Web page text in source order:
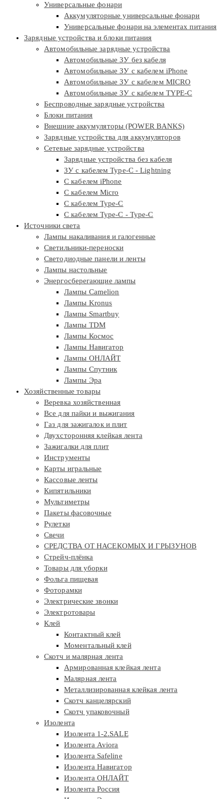
Универсальные фонари
Аккумуляторные универсальные фонари
Универсальные фонари на элементах питания
Зарядные устройства и блоки питания
Автомобильные зарядные устройства
Автомобильные ЗУ без кабеля
Автомобильные ЗУ с кабелем iPhone
Автомобильные ЗУ с кабелем MICRO
Автомобильные ЗУ с кабелем TYPE-C
Беспроводные зарядные устройства
Блоки питания
Внешние аккумуляторы (POWER BANKS)
Зарядные устройства для аккумуляторов
Сетевые зарядные устройства
Зарядные устройства без кабеля
ЗУ с кабелем Type-C - Lightning
С кабелем iPhone
С кабелем Micro
С кабелем Type-C
С кабелем Type-C - Type-C
Источники света
Лампы накаливания и галогенные
Светильники-переноски
Светодиодные панели и ленты
Лампы настольные
Энергосберегающие лампы
Лампы Camelion
Лампы Kronus
Лампы Smartbuy
Лампы TDM
Лампы Космос
Лампы Навигатор
Лампы ОНЛАЙТ
Лампы Спутник
Лампы Эра
Хозяйственные товары
Веревка хозяйственная
Все для пайки и выжигания
Газ для зажигалок и плит
Двухсторонняя клейкая лента
Зажигалки для плит
Инструменты
Карты игральные
Кассовые ленты
Кипятильники
Мультиметры
Пакеты фасовочные
Рулетки
Свечи
СРЕДСТВА ОТ НАСЕКОМЫХ И ГРЫЗУНОВ
Стрейч-плёнка
Товары для уборки
Фольга пищевая
Фоторамки
Электрические звонки
Электротовары
Клей
Контактный клей
Моментальный клей
Скотч и малярная лента
Армированная клейкая лента
Малярная лента
Металлизированная клейкая лента
Скотч канцелярский
Скотч упаковочный
Изолента
Изолента 1-2.SALE
Изолента Aviora
Изолента Safeline
Изолента Навигатор
Изолента ОНЛАЙТ
Изолента Россия